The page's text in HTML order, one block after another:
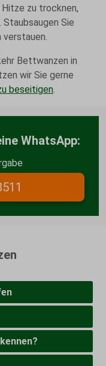
zu trocknen,
Sie
Bettwanzen in
wir Sie gerne
beseitigen
WhatsApp: